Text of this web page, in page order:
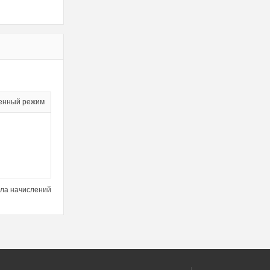
режим
начислений